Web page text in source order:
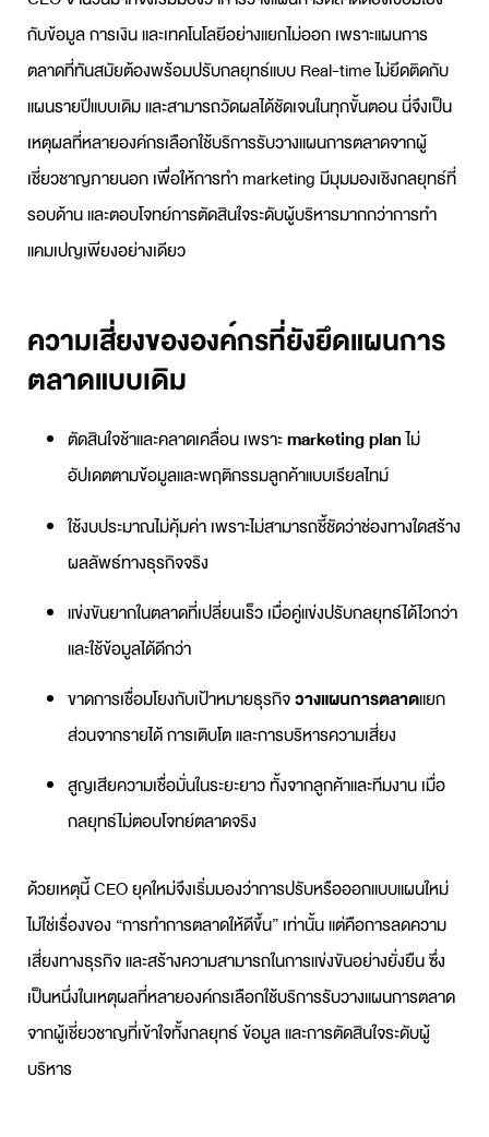
กับข้อมูล การเงิน และเทคโนโลยีอย่างแยกไม่ออก เพราะแผนการ
ตลาดที่ทันสมัยต้องพร้อมปรับกลยุทธ์แบบ Real-time ไม่ยึดติดกับ
แผนรายปีแบบเดิม และสามารถวัดผลได้ชัดเจนในทุกขั้นตอน นี่จึงเป็น
เหตุผลที่หลายองค์กรเลือกใช้บริการรับวางแผนการตลาดจากผู้
เชี่ยวชาญภายนอก เพื่อให้การทำ marketing มีมุมมองเชิงกลยุทธ์ที่
รอบด้าน และตอบโจทย์การตัดสินใจระดับผู้บริหารมากกว่าการทำ
แคมเปญเพียงอย่างเดียว
ความเสี่ยงขององค์กรที่ยังยึดแผนการ
ตลาดแบบเดิม
ตัดสินใจช้าและคลาดเคลื่อน เพราะmarketing planไม่
อัปเดตตามข้อมูลและพฤติกรรมลูกค้าแบบเรียลไทม์
ใช้งบประมาณไม่คุ้มค่า เพราะไม่สามารถชี้ชัดว่าช่องทางใดสร้าง
ผลลัพธ์ทางธุรกิจจริง
แข่งขันยากในตลาดที่เปลี่ยนเร็ว เมื่อคู่แข่งปรับกลยุทธ์ได้ไวกว่า
และใช้ข้อมูลได้ดีกว่า
ขาดการเชื่อมโยงกับเป้าหมายธุรกิจวางแผนการตลาดแยก
ส่วนจากรายได้ การเติบโต และการบริหารความเสี่ยง
สูญเสียความเชื่อมั่นในระยะยาว ทั้งจากลูกค้าและทีมงาน เมื่อ
กลยุทธ์ไม่ตอบโจทย์ตลาดจริง
ด้วยเหตุนี้ CEO ยุคใหม่จึงเริ่มมองว่าการปรับหรือออกแบบแผนใหม่
ไม่ใช่เรื่องของ “การทำการตลาดให้ดีขึ้น” เท่านั้น แต่คือการลดความ
เสี่ยงทางธุรกิจ และสร้างความสามารถในการแข่งขันอย่างยั่งยืน ซึ่ง
เป็นหนึ่งในเหตุผลที่หลายองค์กรเลือกใช้บริการรับวางแผนการตลาด
จากผู้เชี่ยวชาญที่เข้าใจทั้งกลยุทธ์ ข้อมูล และการตัดสินใจระดับผู้
บริหาร